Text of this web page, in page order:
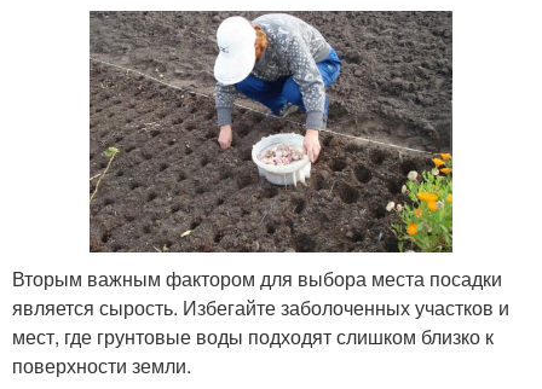
Вторым важным фактором для выбора места посадки
является сырость. Избегайте заболоченных участков и
мест, где грунтовые воды подходят слишком близко к
поверхности земли.